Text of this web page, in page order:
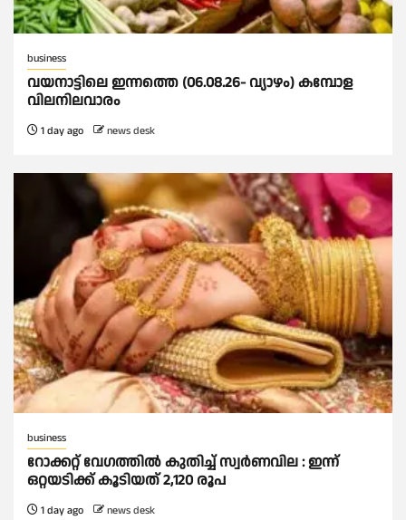
business
വയനാട്ടിലെ ഇന്നത്തെ (06.08.26- വ്യാഴം) കമ്പോള
വിലനിലവാരം
1 day ago news desk
business
റോക്കറ്റ് വേഗത്തില്‍ കുതിച്ച് സ്വര്‍ണവില : ഇന്ന്
ഒറ്റയടിക്ക് കൂടിയത് 2,120 രൂപ
1 day ago news desk